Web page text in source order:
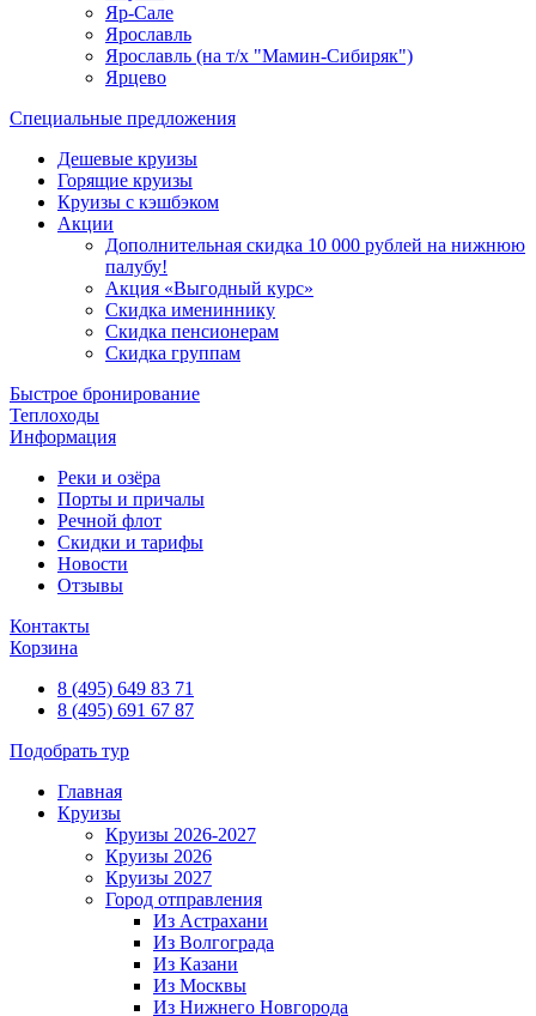
Яр-Сале
Ярославль
Ярославль (на т/х "Мамин-Сибиряк")
Ярцево
Специальные предложения
Дешевые круизы
Горящие круизы
Круизы с кэшбэком
Акции
Дополнительная скидка 10 000 рублей на нижнюю
палубу!
Акция «Выгодный курс»
Скидка имениннику
Скидка пенсионерам
Скидка группам
Быстрое бронирование
Теплоходы
Информация
Реки и озёра
Порты и причалы
Речной флот
Скидки и тарифы
Новости
Отзывы
Контакты
Корзина
8 (495) 649 83 71
8 (495) 691 67 87
Подобрать тур
Главная
Круизы
Круизы 2026-2027
Круизы 2026
Круизы 2027
Город отправления
Из Астрахани
Из Волгограда
Из Казани
Из Москвы
Из Нижнего Новгорода